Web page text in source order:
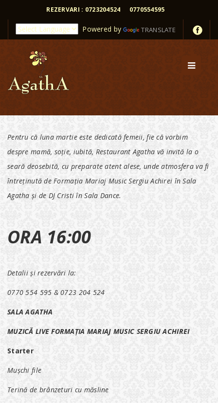
REZERVARI : 0723204524 0770554595
Powered by TRANSLATE
Pentru că luna martie este dedicată femeii, fie că vorbim
despre mamă, soție, iubită, Restaurant Agatha vă invită la o
seară deosebită, cu preparate atent alese, unde atmosfera va fi
întreținută de Formația Mariaj Music Sergiu Achirei în Sala
Agatha și de DJ Cristi în Sala Dance.
ORA 16:00
Detalii și rezervări la:
0770 554 595 & 0723 204 524
SALA AGATHA
MUZICĂ LIVE FORMAȚIA MARIAJ MUSIC SERGIU ACHIREI
Starter
Mușchi file
Terină de brânzeturi cu măsline